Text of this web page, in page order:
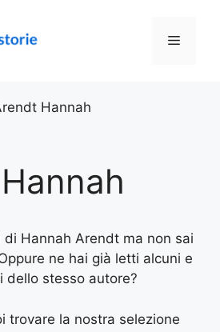
Menu
Hannah
Hannah Arendt ma non sai
ne hai già letti alcuni e
dello stesso autore?
trovare la nostra selezione